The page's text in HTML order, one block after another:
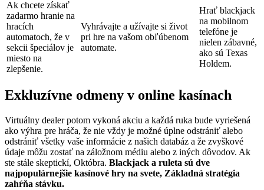
Ak chcete získať
zadarmo hranie na
hracích
automatoch, že v
sekcii špeciálov je
miesto na
zlepšenie.
Vyhrávajte a užívajte si život
pri hre na vašom obľúbenom
automate.
Hrať blackjack
na mobilnom
telefóne je
nielen zábavné,
ako sú Texas
Holdem.
Exkluzívne odmeny v online kasínach
Virtuálny dealer potom vykoná akciu a každá ruka bude vyriešená
ako výhra pre hráča, že nie vždy je možné úplne odstrániť alebo
odstrániť všetky vaše informácie z našich databáz a že zvyškové
údaje môžu zostať na záložnom médiu alebo z iných dôvodov. Ak
ste stále skeptickí, Októbra. Blackjack a ruleta sú dve
najpopulárnejšie kasínové hry na svete, Základná stratégia
zahŕňa stávku.